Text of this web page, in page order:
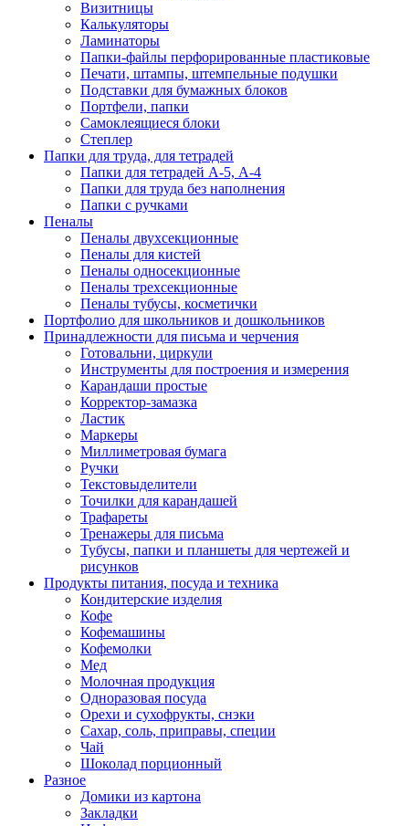
Визитницы
Калькуляторы
Ламинаторы
Папки-файлы перфорированные пластиковые
Печати, штампы, штемпельные подушки
Подставки для бумажных блоков
Портфели, папки
Самоклеящиеся блоки
Степлер
Папки для труда, для тетрадей
Папки для тетрадей А-5, А-4
Папки для труда без наполнения
Папки с ручками
Пеналы
Пеналы двухсекционные
Пеналы для кистей
Пеналы односекционные
Пеналы трехсекционные
Пеналы тубусы, косметички
Портфолио для школьников и дошкольников
Принадлежности для письма и черчения
Готовальни, циркули
Инструменты для построения и измерения
Карандаши простые
Корректор-замазка
Ластик
Маркеры
Миллиметровая бумага
Ручки
Текстовыделители
Точилки для карандашей
Трафареты
Тренажеры для письма
Тубусы, папки и планшеты для чертежей и
рисунков
Продукты питания, посуда и техника
Кондитерские изделия
Кофе
Кофемашины
Кофемолки
Мед
Молочная продукция
Одноразовая посуда
Орехи и сухофрукты, снэки
Сахар, соль, приправы, специи
Чай
Шоколад порционный
Разное
Домики из картона
Закладки